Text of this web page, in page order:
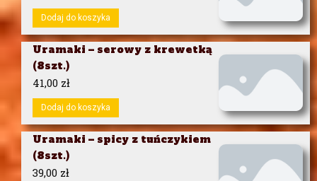
Dodaj do koszyka
Uramaki – serowy z krewetką
(8szt.)
41,00 zł
Dodaj do koszyka
Uramaki – spicy z tuńczykiem
(8szt.)
39,00 zł